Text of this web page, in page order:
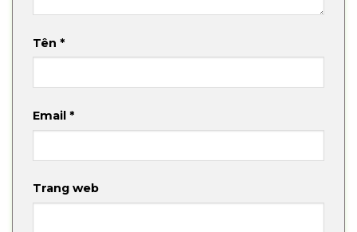
Tên *
Email *
Trang web